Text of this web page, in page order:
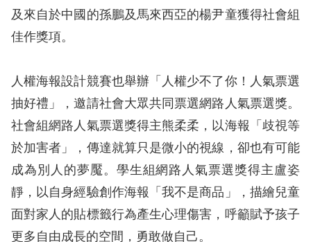
快
捷
選
擇
語
兒少版
及來自於中國的孫鵬及馬來西亞的楊尹童獲得社會組
佳作獎項。
人權海報設計競賽也舉辦「人權少不了你！人氣票選
抽好禮」，邀請社會大眾共同票選網路人氣票選獎。
社會組網路人氣票選獎得主熊柔柔，以海報「歧視等
於加害者」，傳達就算只是微小的視線，卻也有可能
成為別人的夢魘。學生組網路人氣票選獎得主盧姿
靜，以自身經驗創作海報「我不是商品」，描繪兒童
面對家人的貼標籤行為產生心理傷害，呼籲賦予孩子
更多自由成長的空間，勇敢做自己。